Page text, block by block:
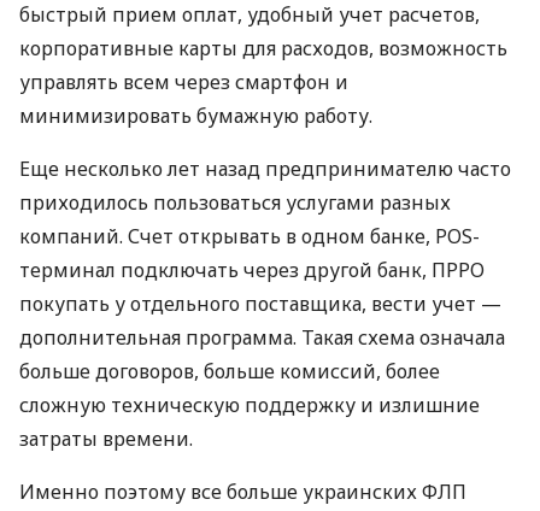
быстрый прием оплат, удобный учет расчетов,
корпоративные карты для расходов, возможность
управлять всем через смартфон и
минимизировать бумажную работу.
Еще несколько лет назад предпринимателю часто
приходилось пользоваться услугами разных
компаний. Счет открывать в одном банке, POS-
терминал подключать через другой банк, ПРРО
покупать у отдельного поставщика, вести учет —
дополнительная программа. Такая схема означала
больше договоров, больше комиссий, более
сложную техническую поддержку и излишние
затраты времени.
Именно поэтому все больше украинских ФЛП